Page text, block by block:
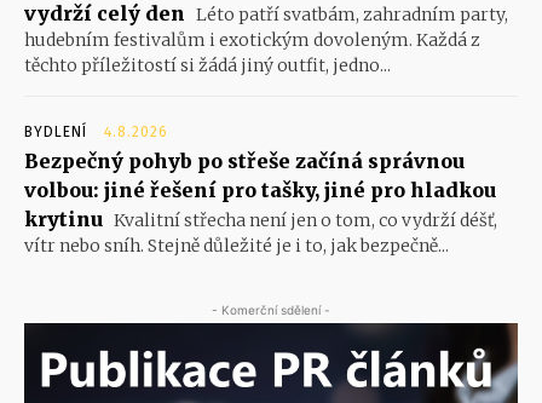
vydrží celý den Léto patří svatbám, zahradním party,
hudebním festivalům i exotickým dovoleným. Každá z
těchto příležitostí si žádá jiný outfit, jedno...
BYDLENÍ 4.8.2026
Bezpečný pohyb po střeše začíná správnou
volbou: jiné řešení pro tašky, jiné pro hladkou
krytinu Kvalitní střecha není jen o tom, co vydrží déšť,
vítr nebo sníh. Stejně důležité je i to, jak bezpečně...
- Komerční sdělení -